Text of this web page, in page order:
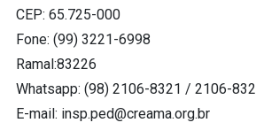
CEP: 65.725-000
Fone: (99) 3221-6998
Ramal:83226
Whatsapp: (98) 2106-8321 / 2106-
E-mail: insp.ped@creama.org.br